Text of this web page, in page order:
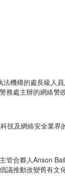
機構的處長級人
務處主辦的網絡警
技及網絡安全業界
管合夥人Anson
議推動改變舊有文